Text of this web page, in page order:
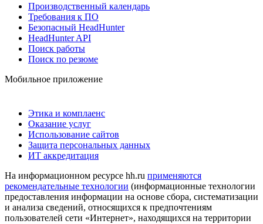
Производственный календарь
Требования к ПО
Безопасный HeadHunter
HeadHunter API
Поиск работы
Поиск по резюме
Мобильное приложение
Этика и комплаенс
Оказание услуг
Использование сайтов
Защита персональных данных
ИТ аккредитация
На информационном ресурсе hh.ru применяются
рекомендательные технологии (информационные технологии
предоставления информации на основе сбора, систематизации
и анализа сведений, относящихся к предпочтениям
пользователей сети «Интернет», находящихся на территории